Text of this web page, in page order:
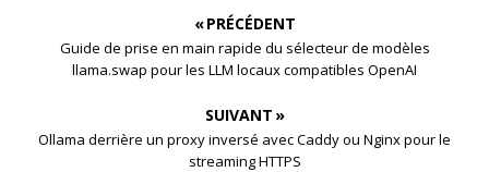
« PRÉCÉDENT
Guide de prise en main rapide du sélecteur de modèles
llama.swap pour les LLM locaux compatibles OpenAI
SUIVANT »
Ollama derrière un proxy inversé avec Caddy ou Nginx pour le
streaming HTTPS